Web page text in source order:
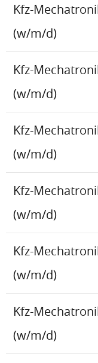
Kfz-
(w/m/d)
Kfz-
(w/m/d)
Kfz-
(w/m/d)
Kfz-
(w/m/d)
Kfz-
(w/m/d)
Kfz-
(w/m/d)